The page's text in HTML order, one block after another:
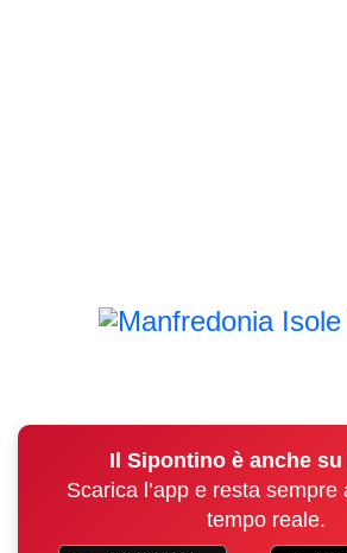
Il Sipontino è anche
Scarica l’app e resta sempre
tempo reale.